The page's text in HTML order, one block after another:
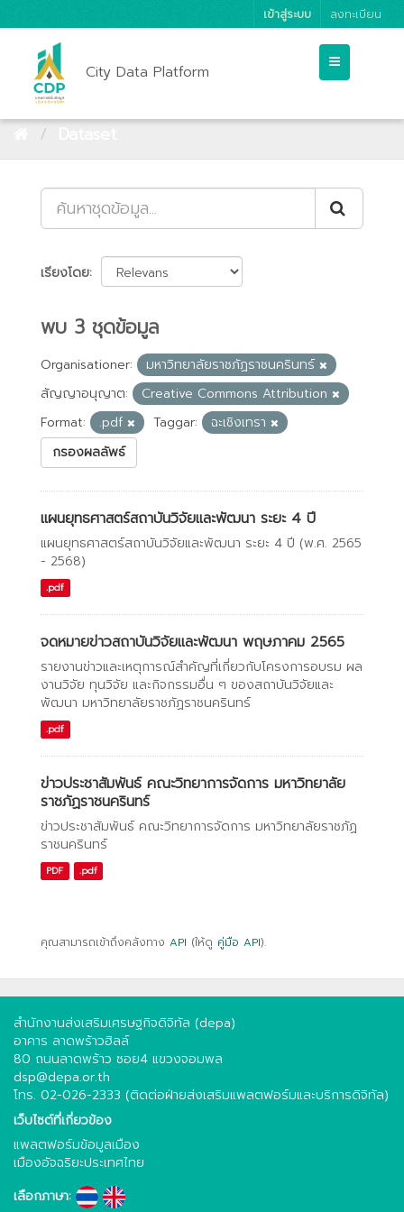
เข้าสู่ระบบ ลงทะเบียน
City Data Platform
เรียงโดย
พบ 3 ชุดข้อมูล
Organisationer:
มหาวิทยาลัยราชภัฏราชนครินทร์
สัญญาอนุญาต:
Creative Commons Attribution
Format:
.pdf Taggar:
ฉะเชิงเทรา
กรองผลลัพธ์
แผนยุทธศาสตร์สถาบันวิจัยและพัฒนา ระยะ 4 ปี
แผนยุทธศาสตร์สถาบันวิจัยและพัฒนา ระยะ 4 ปี (พ.ศ. 2565
- 2568)
.pdf
จดหมายข่าวสถาบันวิจัยและพัฒนา พฤษภาคม 2565
รายงานข่าวและเหตุการณ์สำคัญที่เกี่ยวกับโครงการอบรม ผล
งานวิจัย ทุนวิจัย และกิจกรรมอื่น ๆ ของสถาบันวิจัยและ
พัฒนา มหาวิทยาลัยราชภัฏราชนครินทร์
.pdf
ข่าวประชาสัมพันธ์ คณะวิทยาการจัดการ มหาวิทยาลัย
ราชภัฏราชนครินทร์
ข่าวประชาสัมพันธ์ คณะวิทยาการจัดการ มหาวิทยาลัยราชภัฏ
ราชนครินทร์
PDF .pdf
คุณสามารถเข้าถึงคลังทาง API (ให้ดู คู่มือ API).
สำนักงานส่งเสริมเศรษฐกิจดิจิทัล (depa)
อาคาร ลาดพร้าวฮิลล์
80 ถนนลาดพร้าว ซอย4 แขวงจอมพล
dsp@depa.or.th
โทร. 02-026-2333 (ติดต่อฝ่ายส่งเสริมแพลตฟอร์มและบริการดิจิทัล)
เว็บไซต์ที่เกี่ยวข้อง
แพลตฟอร์มข้อมูลเมือง
เมืองอัจฉริยะประเทศไทย
เลือกภาษา